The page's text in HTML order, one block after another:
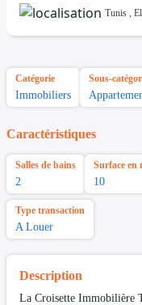
Tunis ,
Catégorie
Immobiliers
Sous-
Caractéristiques
Salles de bains
2
Surface en
10
Type transaction
A Louer
Description
La Croisette Immobilière